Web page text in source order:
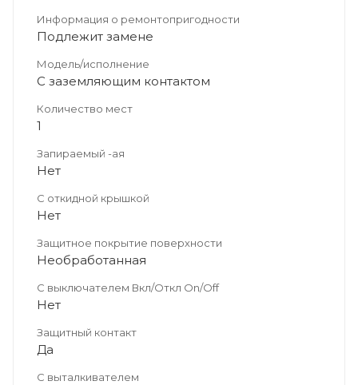
Информация о ремонтопригодности
Подлежит замене
Модель/исполнение
С заземляющим контактом
Количество мест
1
Запираемый -ая
Нет
С откидной крышкой
Нет
Защитное покрытие поверхности
Необработанная
С выключателем Вкл/Откл On/Off
Нет
Защитный контакт
Да
С выталкивателем